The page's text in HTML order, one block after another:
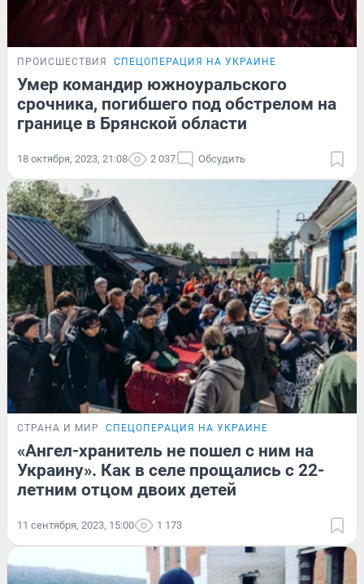
ПРОИСШЕСТВИЯ СПЕЦОПЕРАЦИЯ НА УКРАИНЕ
Умер командир южноуральского
срочника, погибшего под обстрелом на
границе в Брянской области
18 октября, 2023, 21:08 2 037 Обсудить
СТРАНА И МИР СПЕЦОПЕРАЦИЯ НА УКРАИНЕ
«Ангел-хранитель не пошел с ним на
Украину». Как в селе прощались с 22-
летним отцом двоих детей
11 сентября, 2023, 15:00 1 173